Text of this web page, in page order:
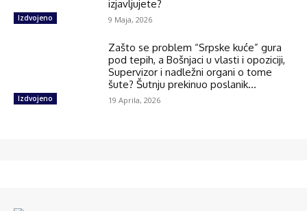
Izdvojeno
izjavljujete?
9 Maja, 2026
Izdvojeno
Zašto se problem “Srpske kuće” gura
pod tepih, a Bošnjaci u vlasti i opoziciji,
Supervizor i nadležni organi o tome
šute? Šutnju prekinuo poslanik...
19 Aprila, 2026